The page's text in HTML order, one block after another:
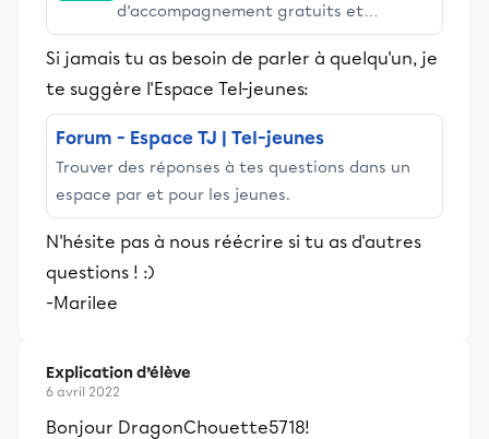
d’accompagnement gratuits et
stimulants, Alloprof engage les élèves
et leurs parents dans la réussite
éducative.
Si jamais tu as besoin de parler à quelqu'un, je
te suggère l'Espace Tel-jeunes:
Forum - Espace TJ | Tel-jeunes
Trouver des réponses à tes questions dans un
espace par et pour les jeunes.
N'hésite pas à nous réécrire si tu as d'autres
questions ! :)
-Marilee
Explication d’élève
6 avril 2022
Bonjour DragonChouette5718!